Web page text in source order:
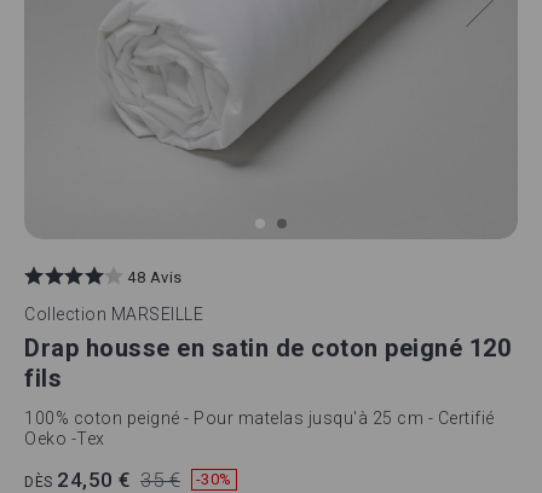
48 Avis
Collection MARSEILLE
Drap housse en satin de coton peigné 120
fils
100% coton peigné - Pour matelas jusqu'à 25 cm - Certifié
Oeko -Tex
DÈS 24,50 € 35 € -30%
to
the
beginning
the
images
gallery